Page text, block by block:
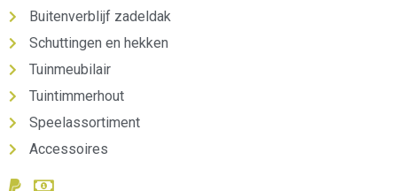
Buitenverblijf zadeldak
Schuttingen en hekken
Tuinmeubilair
Tuintimmerhout
Speelassortiment
Accessoires